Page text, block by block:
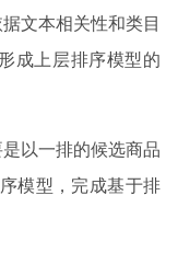
文本相关性和类目
成上层排序模型的
以一排的候选商品
模型，完成基于排